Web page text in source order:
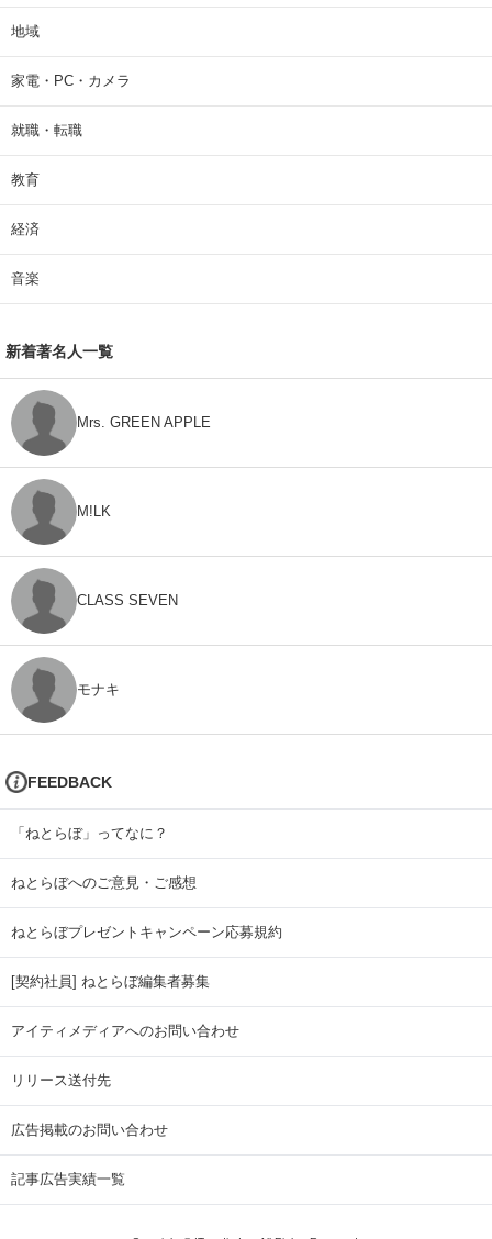
地域
家電・PC・カメラ
就職・転職
教育
経済
音楽
新着著名人一覧
Mrs. GREEN APPLE
M!LK
CLASS SEVEN
モナキ
FEEDBACK
「ねとらぼ」ってなに？
ねとらぼへのご意見・ご感想
ねとらぼプレゼントキャンペーン応募規約
[契約社員] ねとらぼ編集者募集
アイティメディアへのお問い合わせ
リリース送付先
広告掲載のお問い合わせ
記事広告実績一覧